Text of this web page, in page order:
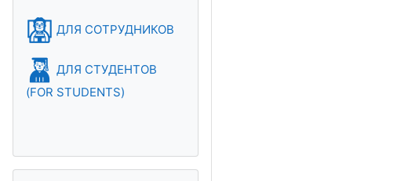
ДЛЯ СОТРУДНИКОВ
ДЛЯ СТУДЕНТОВ
(FOR STUDENTS)